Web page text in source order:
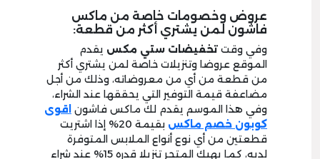
عروض وخصومات خاصة من ماكس
فاشون لمن يشتري أكثر من قطعة:
وفي وقت تخفيضات ستي مكس يقدم
الموقع عروضا وتنزيلات خاصة لمن يشتري أكثر
من قطعة من أي من معروضاته، وذلك من أجل
مضاعفة قيمة التوفير التي يحققها عند الشراء،
وفي هذا الموسم يقدم لك ماكس فاشون اقوى
كوبون خصم ماكس
بقيمة 20% إذا اشتريت
قطعتين من أي نوع أنواع الملابس المتوفرة
لديه، كما يهبك المتجر تنزيلا قدره 15% عند شراء